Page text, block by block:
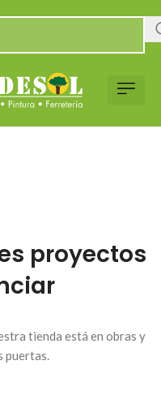
proyectos
tienda está en obras y
puertas.